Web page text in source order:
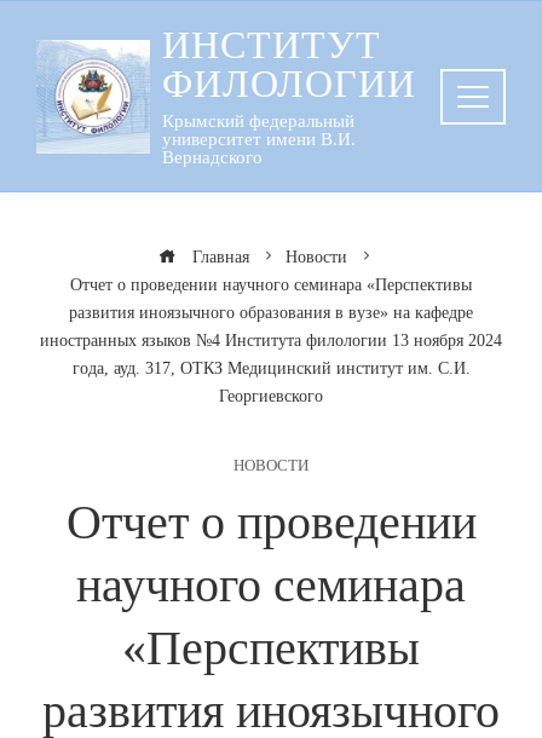
содержанию
ИНСТИТУТ
ФИЛОЛОГИИ
Крымский федеральный
университет имени В.И.
Вернадского
Главная
Новости
Отчет о проведении научного семинара «Перспективы
развития иноязычного образования в вузе» на кафедре
иностранных языков №4 Института филологии 13 ноября 2024
года, ауд. 317, ОТКЗ Медицинский институт им. С.И.
Георгиевского
НОВОСТИ
Отчет о проведении
научного семинара
«Перспективы
развития иноязычного